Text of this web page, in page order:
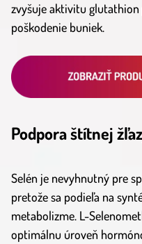
zvyšuje aktivitu glutathion
poškodenie buniek.
Podpora štítnej
Selén je nevyhnutný pre
pretože sa podieľa na
metabolizme. L-
optimálnu úroveň